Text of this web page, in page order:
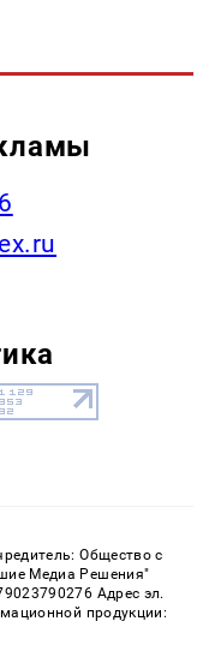
Общество с
Медиа Решения"
Адрес эл.
продукции: